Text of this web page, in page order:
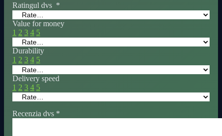
Ratingul dvs *
Value for money
1 2 3 4 5
Durability
1 2 3 4 5
Delivery speed
1 2 3 4 5
Recenzia dvs *